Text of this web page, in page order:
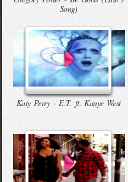
Song)
Katy Perry - E.T. ft. Kanye West